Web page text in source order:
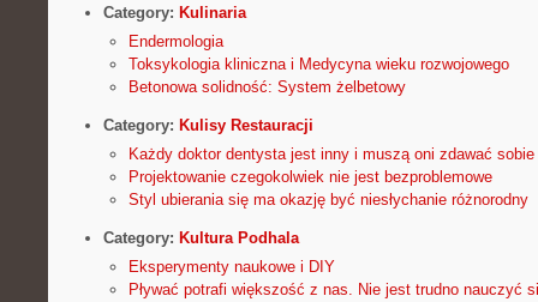
Category: Kulinaria
Endermologia
Toksykologia kliniczna i Medycyna wieku rozwojowego
Betonowa solidność: System żelbetowy
Category: Kulisy Restauracji
Każdy doktor dentysta jest inny i muszą oni zdawać sobie
Projektowanie czegokolwiek nie jest bezproblemowe
Styl ubierania się ma okazję być niesłychanie różnorodny
Category: Kultura Podhala
Eksperymenty naukowe i DIY
Pływać potrafi większość z nas. Nie jest trudno nauczyć